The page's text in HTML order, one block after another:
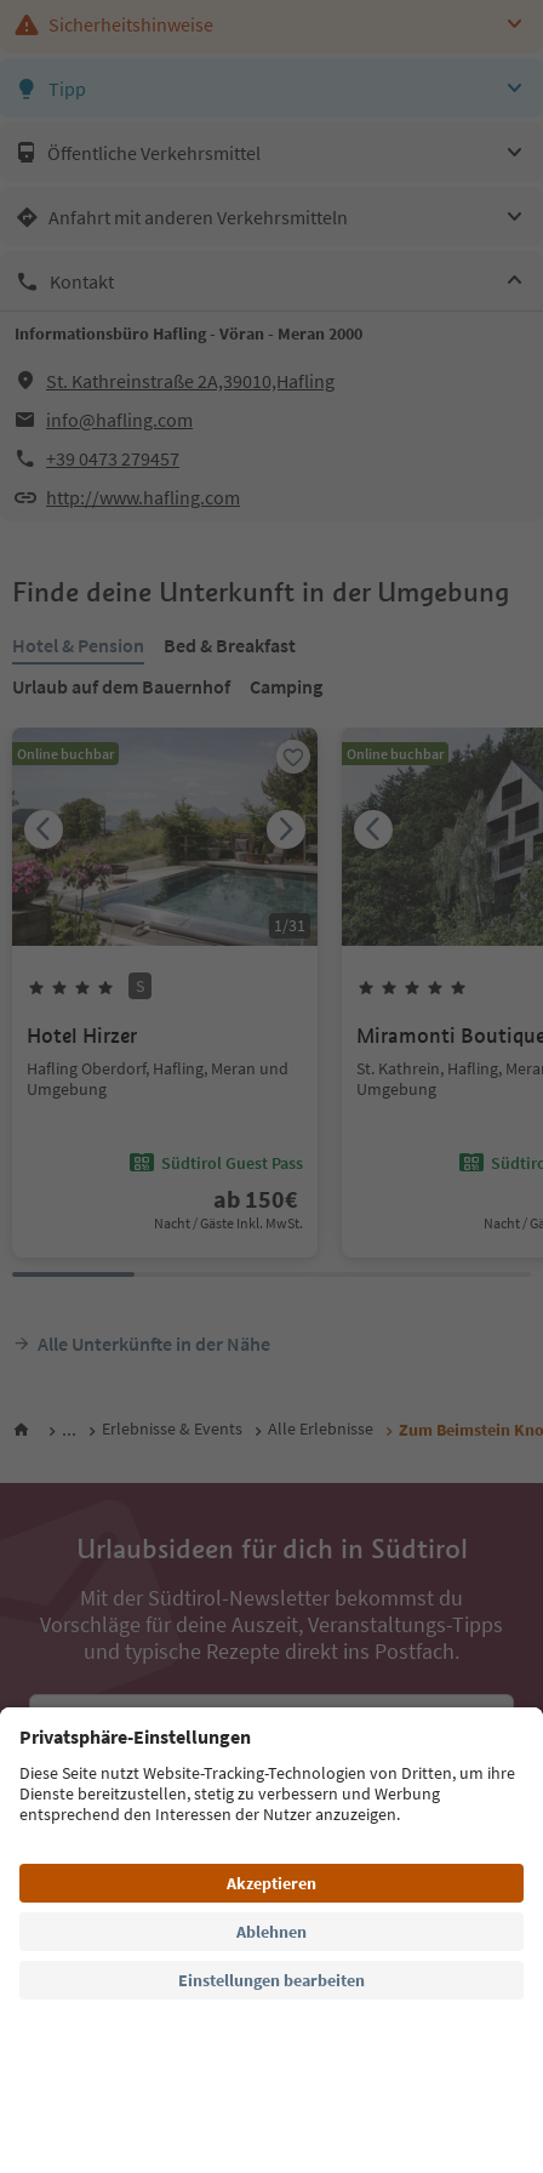
Sicherheitshinweise
Tipp
Öffentliche Verkehrsmittel
Anfahrt mit anderen Verkehrsmitteln
Kontakt
Informationsbüro Hafling - Vöran - Meran 2000
St. Kathreinstraße 2A,39010,Hafling
info@hafling.com
+39 0473 279457
http://www.hafling.com
Finde deine Unterkunft in der Umgebung
Hotel & Pension
Bed & Breakfast
Urlaub auf dem Bauernhof
Camping
Online buchbar
1/31
S
Hotel Hirzer
Hafling Oberdorf, Hafling, Meran und
Umgebung
Südtirol Guest Pass
ab 150€
Nacht / Gäste Inkl. MwSt.
Online buchbar
Miramonti
St. Kathrein, Hafling,
Umgebung
Nacht /
Alle Unterkünfte in der Nähe
... Erlebnisse & Events Alle Erlebnisse Zum Beimstein
Urlaubsideen für dich in Südtirol
Mit der Südtirol-Newsletter bekommst du
Vorschläge für deine Auszeit, Veranstaltungs-Tipps
und typische Rezepte direkt ins Postfach.
Jetzt anmelden